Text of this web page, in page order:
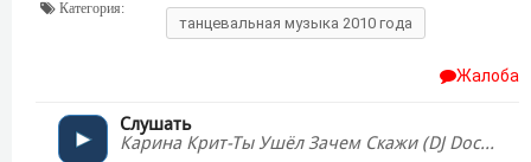
Категория:
танцевальная музыка 2010 года
Жалоба
Слушать
Карина Крит-Ты Ушёл Зачем Скажи (DJ Doctor Remix)